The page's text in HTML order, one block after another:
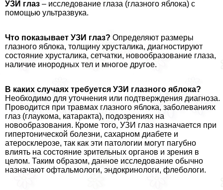
УЗИ глаз – исследование глаза (глазного яблока) с
помощью ультразвука.
Что показывает УЗИ глаз? Определяют размеры
глазного яблока, толщину хрусталика, диагностируют
состояние хрусталика, сетчатки, новообразование глаза,
наличие инородных тел и многое другое.
В каких случаях требуется УЗИ глазного яблока?
Необходимо для уточнения или подтверждения диагноза.
Проводится при травмах глазного яблока, заболеваниях
глаз (глаукома, катаpaкта), подозрениях на
новообразования. Кроме того, УЗИ глаз назначается при
гипертонической болезни, сахарном диабете и
атеросклерозе, так как эти патологии могут пагубно
влиять на состояние зрительных органов и зрения в
целом. Таким образом, данное исследование обычно
назначают офтальмологи, эндокринологи, флебологи.